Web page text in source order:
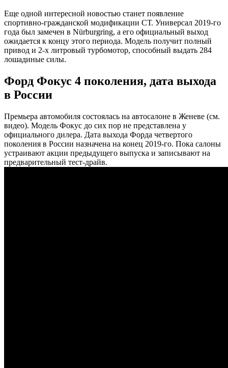
Еще одной интересной новостью станет появление
спортивно-гражданской модификации СТ. Универсал 2019-го
года был замечен в Nürburgring, а его официальный выход
ожидается к концу этого периода. Модель получит полный
привод и 2-х литровый турбомотор, способный выдать 284
лошадиные силы.
Форд Фокус 4 поколения, дата выхода
в России
Премьера автомобиля состоялась на автосалоне в Женеве (см.
видео). Модель Фокус до сих пор не представлена у
официального дилера. Дата выхода Форда четвертого
поколения в России назначена на конец 2019-го. Пока салоны
устраивают акции предыдущего выпуска и записывают на
предварительный тест-драйв.